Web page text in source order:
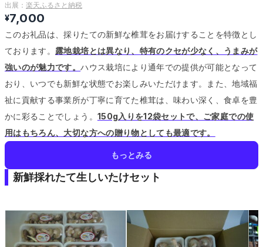
出展： 楽天ふるさと納税
¥7,000
このお礼品は、採りたての新鮮な椎茸をお届けすることを特徴とし
ております。 露地栽培とは異なり、特有のクセが少なく、うまみが
強いのが魅力です。ハウス栽培により通年での提供が可能となって
おり、いつでも新鮮な状態でお楽しみいただけます。
また、地域福
祉に貢献する事業所が丁寧に育てた椎茸は、味わい深く、食卓を豊
かに彩ることでしょう。 150g入りを12袋セットで、ご家庭での使
用はもちろん、大切な方への贈り物としても最適です。
もっとみる
新鮮採れたて生しいたけセット